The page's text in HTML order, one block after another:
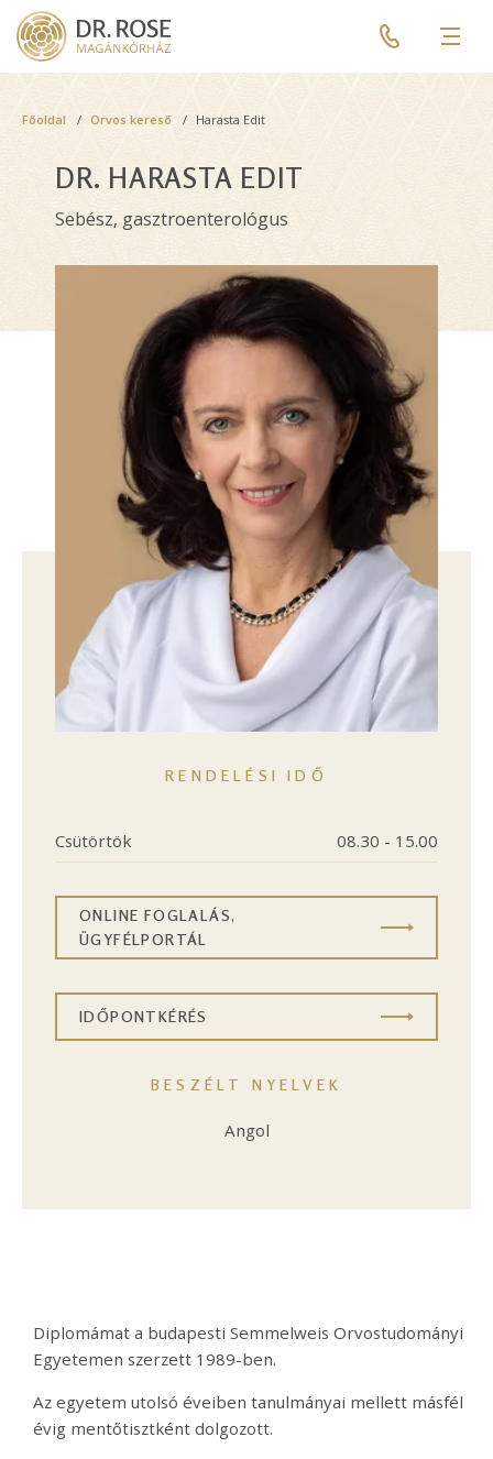
Skip
main
Pre
header
menu
Breadcrumb
Főoldal Orvos kereső Harasta Edit
DR. HARASTA EDIT
Sebész, gasztroenterológus
Diplomámat a budapesti Semmelweis Orvostudományi
Egyetemen szerzett 1989-ben.
Az egyetem utolsó éveiben tanulmányai mellett másfél
évig mentőtisztként dolgozott.
RENDELÉSI IDŐ
Csütörtök 08.30 - 15.00
ONLINE FOGLALÁS,
ÜGYFÉLPORTÁL
IDŐPONTKÉRÉS
BESZÉLT NYELVEK
Angol